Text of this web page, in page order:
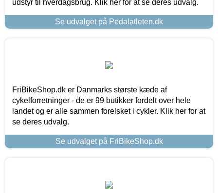
udstyr til hverdagsbrug. Klik her for at se deres udvalg.
Se udvalget på Pedalatleten.dk
FriBikeShop.dk er Danmarks største kæde af
cykelforretninger - de er 99 butikker fordelt over hele
landet og er alle sammen forelsket i cykler. Klik her for at
se deres udvalg.
Se udvalget på FriBikeShop.dk